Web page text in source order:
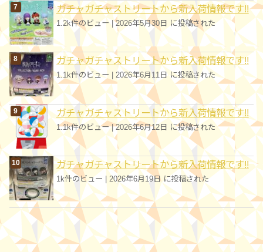
ガチャガチャストリートから新入荷情報です!!
1.2k件のビュー|2026年5月30日 に投稿された
ガチャガチャストリートから新入荷情報です!!
1.1k件のビュー 2026年6月11日 に投稿された
ガチャガチャストリートから新入荷情報です!!
1.1k件のビュー|2026年6月12日 に投稿された
ガチャガチャストリートから新入荷情報です!!
1k件のビュー 2026年6月19日 に投稿された